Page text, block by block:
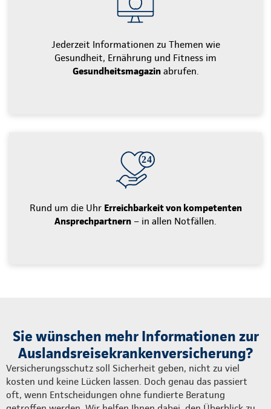
Jederzeit Informationen zu Themen wie
Gesundheit, Ernährung und Fitness im
Gesundheitsmagazinabrufen.
Rund um die Uhr Erreichbarkeit von kompetenten
Ansprechpartnern – in allen Notfällen.
Sie wünschen mehr Informationen zur
Auslandsreisekrankenversicherung?
Versicherungsschutz soll Sicherheit geben, nicht zu viel
kosten und keine Lücken lassen. Doch genau das passiert
oft, wenn Entscheidungen ohne fundierte Beratung